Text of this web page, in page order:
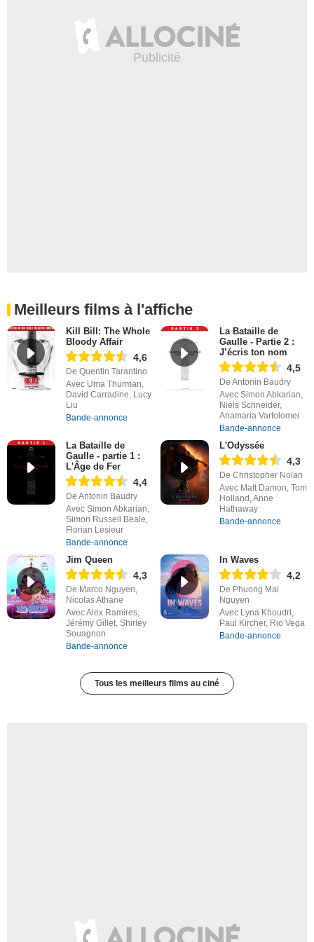
Meilleurs films à l'affiche
Kill Bill: The Whole
Bloody Affair
4,6
De Quentin Tarantino
Avec Uma Thurman,
David Carradine, Lucy
Liu
Bande-annonce
La Bataille de
Gaulle - Partie 2 :
J’écris ton nom
4,5
De Antonin Baudry
Avec Simon Abkarian,
Niels Schneider,
Anamaria Vartolomei
Bande-annonce
La Bataille de
Gaulle - partie 1 :
L'Âge de Fer
4,4
De Antonin Baudry
Avec Simon Abkarian,
Simon Russell Beale,
Florian Lesieur
Bande-annonce
L'Odyssée
4,3
De Christopher Nolan
Avec Matt Damon, Tom
Holland, Anne
Hathaway
Bande-annonce
Jim Queen
4,3
De Marco Nguyen,
Nicolas Athane
Avec Alex Ramires,
Jérémy Gillet, Shirley
Souagnon
Bande-annonce
In Waves
4,2
De Phuong Mai
Nguyen
Avec Lyna Khoudri,
Paul Kircher, Rio Vega
Bande-annonce
Tous les meilleurs films au ciné